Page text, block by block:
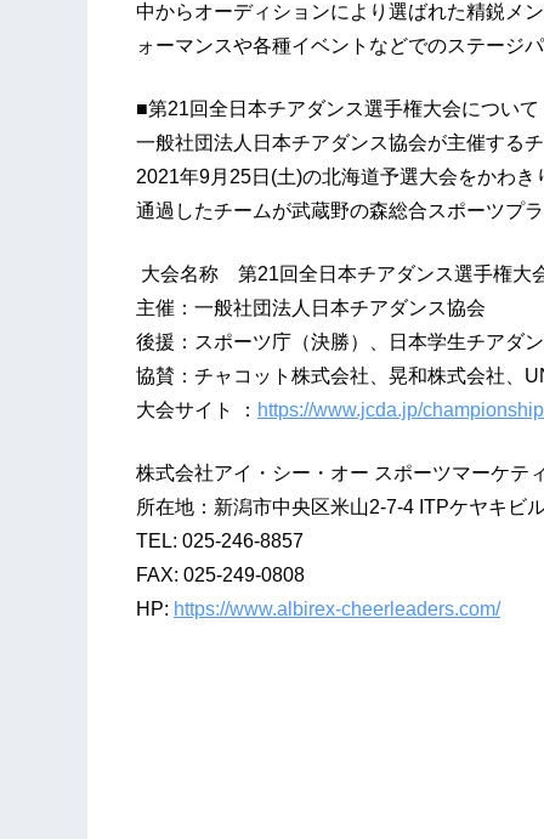
中からオーディションにより選ばれた精鋭メ
ォーマンスや各種イベントなどでのステージ
■第21回全日本チアダンス選手権大会について
一般社団法人日本チアダンス協会が主催する
2021年9月25日(土)の北海道予選大会をかわ
通過したチームが武蔵野の森総合スポーツプ
大会名称 第21回全日本チアダンス選手権大
主催：一般社団法人日本チアダンス協会
後援：スポーツ庁（決勝）、日本学生チアダ
協賛：チャコット株式会社、晃和株式会社、
大会サイト ： https://www.jcda.jp/
株式会社アイ・シー・オー スポーツマーケテ
所在地：新潟市中央区米山2-7-4 ITPケヤキビ
TEL: 025-246-8857
FAX: 025-249-0808
HP: https://www.albirex-cheerleaders.com/